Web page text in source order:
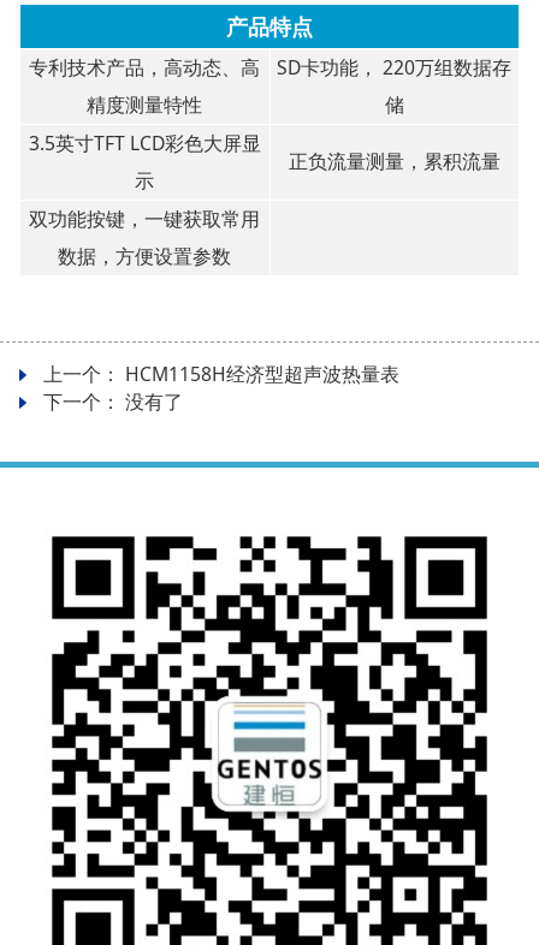
产品特点
专利技术产品，高动态、高
精度测量特性
SD卡功能， 220万组数据存
储
3.5英寸TFT LCD彩色大屏显
示
正负流量测量，累积流量
双功能按键，一键获取常用
数据，方便设置参数
上一个： HCM1158H经济型超声波热量表
下一个： 没有了